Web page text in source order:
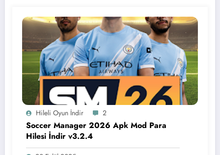
Hileli Oyun İndir 2
Soccer Manager 2026 Apk Mod Para
Hilesi İndir v3.2.4